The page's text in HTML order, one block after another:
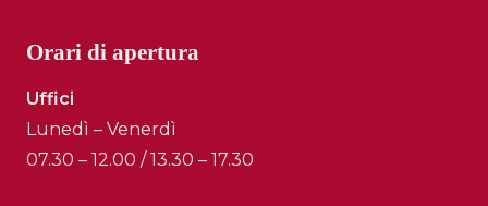
Orari di apertura
Uffici
Lunedì – Venerdì
07.30 – 12.00 / 13.30 – 17.30